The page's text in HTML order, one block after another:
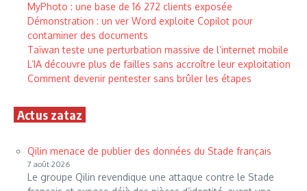
MyPhoto : une base de 16 272 clients exposée
Démonstration : un ver Word exploite Copilot pour
contaminer des documents
Taïwan teste une perturbation massive de l’internet mobile
L’IA découvre plus de failles sans accroître leur exploitation
Comment devenir pentester sans brûler les étapes
Actus zataz
Qilin menace de publier des données du Stade français
7 août 2026
Le groupe Qilin revendique une attaque contre le Stade